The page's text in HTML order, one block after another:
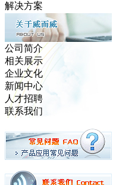
解决方案
公司简介
相关展示
企业文化
新闻中心
人才招聘
联系我们